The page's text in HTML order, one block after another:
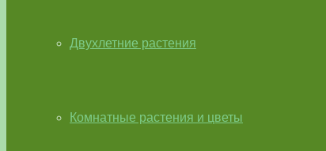
Двухлетние растения
Комнатные растения и цветы